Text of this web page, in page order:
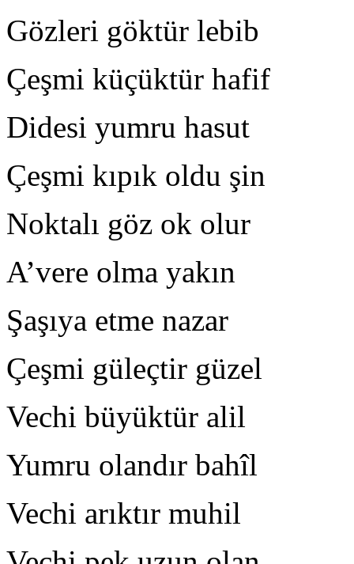
Gözleri göktür lebib
Çeşmi küçüktür hafif
Didesi yumru hasut
Çeşmi kıpık oldu şin
Noktalı göz ok olur
A’vere olma
Şaşıya etme nazar
Çeşmi güleçtir güzel
Vechi büyüktür alil
Yumru olandır bahîl
Vechi arıktır muhil